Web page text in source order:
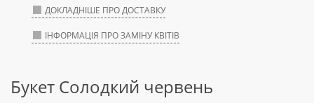
ДОКЛАДНІШЕ ПРО ДОСТАВКУ
ІНФОРМАЦІЯ ПРО ЗАМІНУ КВІТІВ
Букет Солодкий червень